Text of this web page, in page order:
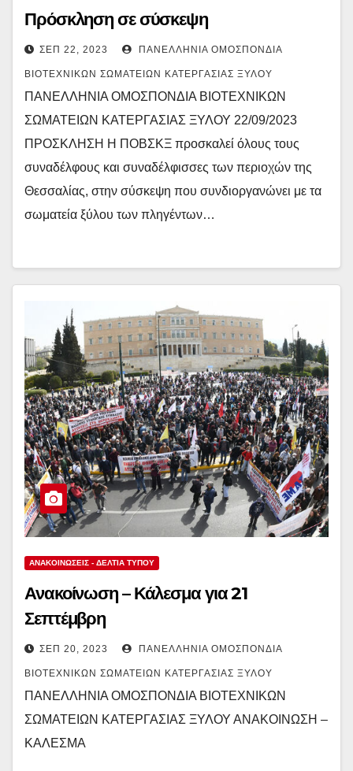
Πρόσκληση σε σύσκεψη
ΣΕΠ 22, 2023 ΠΑΝΕΛΛΉΝΙΑ ΟΜΟΣΠΟΝΔΊΑ
ΒΙΟΤΕΧΝΙΚΏΝ ΣΩΜΑΤΕΊΩΝ ΚΑΤΕΡΓΑΣΊΑΣ ΞΎΛΟΥ
ΠΑΝΕΛΛΗΝΙΑ ΟΜΟΣΠΟΝΔΙΑ ΒΙΟΤΕΧΝΙΚΩΝ
ΣΩΜΑΤΕΙΩΝ ΚΑΤΕΡΓΑΣΙΑΣ ΞΥΛΟΥ 22/09/2023
ΠΡΟΣΚΛΗΣΗ Η ΠΟΒΣΚΞ προσκαλεί όλους τους
συναδέλφους και συναδέλφισσες των περιοχών της
Θεσσαλίας, στην σύσκεψη που συνδιοργανώνει με τα
σωματεία ξύλου των πληγέντων…
ΑΝΑΚΟΙΝΏΣΕΙΣ - ΔΕΛΤΊΑ ΤΎΠΟΥ
Ανακοίνωση – Κάλεσμα για 21
Σεπτέμβρη
ΣΕΠ 20, 2023 ΠΑΝΕΛΛΉΝΙΑ ΟΜΟΣΠΟΝΔΊΑ
ΒΙΟΤΕΧΝΙΚΏΝ ΣΩΜΑΤΕΊΩΝ ΚΑΤΕΡΓΑΣΊΑΣ ΞΎΛΟΥ
ΠΑΝΕΛΛΗΝΙΑ ΟΜΟΣΠΟΝΔΙΑ ΒΙΟΤΕΧΝΙΚΩΝ
ΣΩΜΑΤΕΙΩΝ ΚΑΤΕΡΓΑΣΙΑΣ ΞΥΛΟΥ ΑΝΑΚΟΙΝΩΣΗ –
ΚΑΛΕΣΜΑ